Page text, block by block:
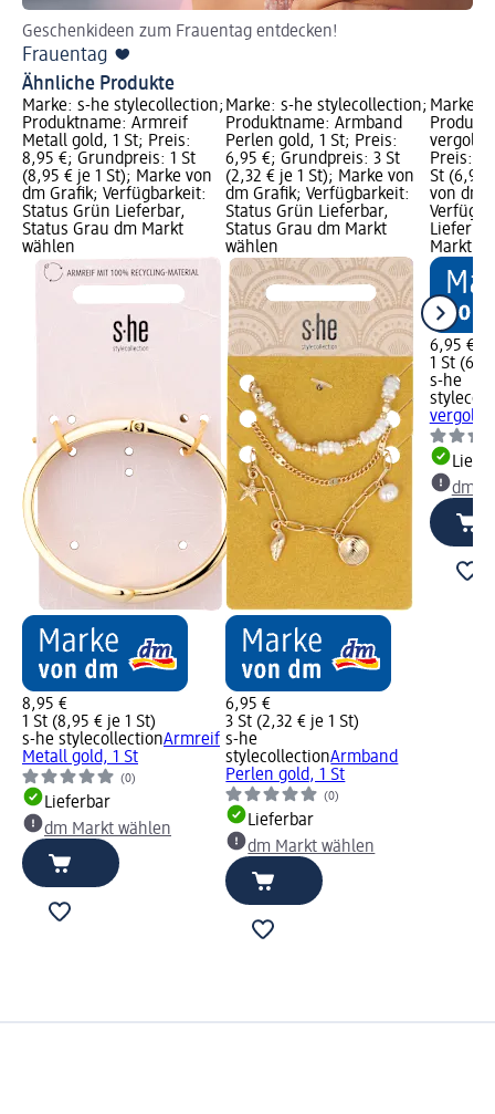
Geschenkideen zum Frauentag entdecken!
Frauentag ❤️
Ähnliche Produkte
Marke: s-he stylecollection;
Produktname: Armreif
Metall gold, 1 St; Preis:
8,95 €; Grundpreis: 1 St
(8,95 € je 1 St); Marke von
dm Grafik; Verfügbarkeit:
Status Grün Lieferbar,
Status Grau dm Markt
wählen
8,95 €
1 St (8,95 € je 1 St)
s-he stylecollectionArmreif
Metall gold, 1 St
(0)
Lieferbar
dm Markt wählen
Marke: s-he stylecollection;
Produktname: Armband
Perlen gold, 1 St; Preis:
6,95 €; Grundpreis: 3 St
(2,32 € je 1 St); Marke von
dm Grafik; Verfügbarkeit:
Status Grün Lieferbar,
Status Grau dm Markt
wählen
6,95 €
3 St (2,32 € je 1 St)
s-he
stylecollectionArmband
Perlen gold, 1 St
(0)
Lieferbar
dm Markt wählen
Marke:
Preis:
St (6,95
von dm
Markt
6,95 €
1 St
s-he
dm